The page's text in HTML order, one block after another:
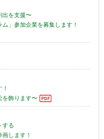
出を支援〜
」参加企業を募集します！
を飾ります〜
する
します！